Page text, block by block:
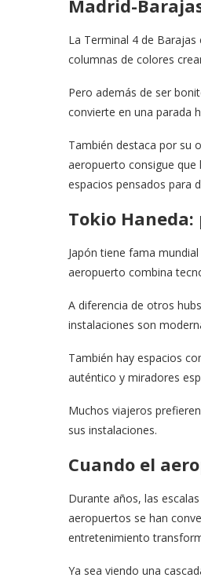
Madrid-
La Terminal 4 de
columnas de colores
Pero además de ser
convierte en una parada
También destaca por su
aeropuerto consigue que
espacios pensados para
Tokio
Japón tiene fama
aeropuerto combina
A diferencia de otros
instalaciones son
También hay espacios
auténtico y miradores
Muchos viajeros
sus instalaciones.
Cuando el
Durante años, las
aeropuertos se han
entretenimiento
Ya sea viendo una